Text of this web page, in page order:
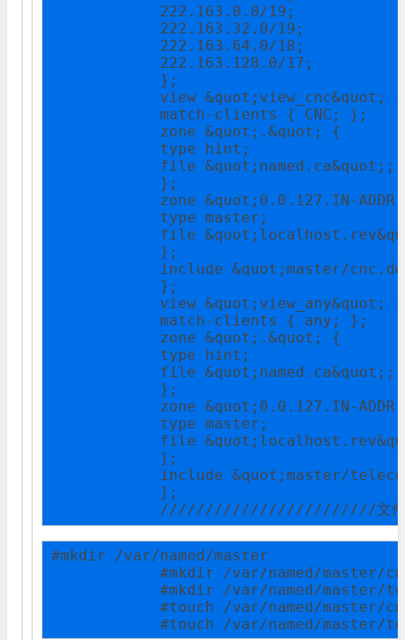
            222.163.0.0/19;
            222.163.32.0/19;
            222.163.64.0/18;
            222.163.128.0/17;
            };
            view &quot;view_cnc&quot; {
            match-clients { CNC; };
            zone &quot;.&quot; {
            type hint;
            file &quot;named.ca&quot;;
            };
zone &quot;0.0.127.IN-
            type master;
file
            };
include &quot;master/
            };
            view &quot;view_any&quot; {
            match-clients { any; };
            zone &quot;.&quot; {
            type hint;
            file &quot;named.ca&quot;;
            };
zone &quot;0.0.127.IN-
            type master;
file
            };
include &quot;master/
            };
////////////////////////文
#mkdir /var/named/master
#mkdir /var/named/master/
#mkdir /var/named/master/
#touch /var/named/master/
#touch /var/named/master/